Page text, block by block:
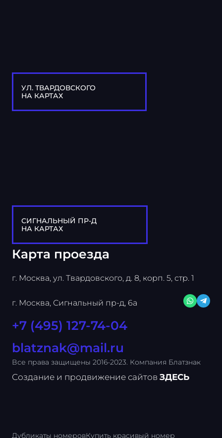
УЛ. ТВАРДОВСКОГО
НА КАРТАХ
СИГНАЛЬНЫЙ ПР-Д
НА КАРТАХ
Карта проезда
г. Москва, ул. Твардовского, д. 8, корп. 5, стр. 1
г. Москва, Сигнальный пр-д, 6а
+7 (495) 127-74-04
blatznak@mail.ru
Все права защищены 2016-2023. Компания Блатзнак
Создание и продвижение сайтов ЗДЕСЬ
Дубликаты номеровКупить красивый номер